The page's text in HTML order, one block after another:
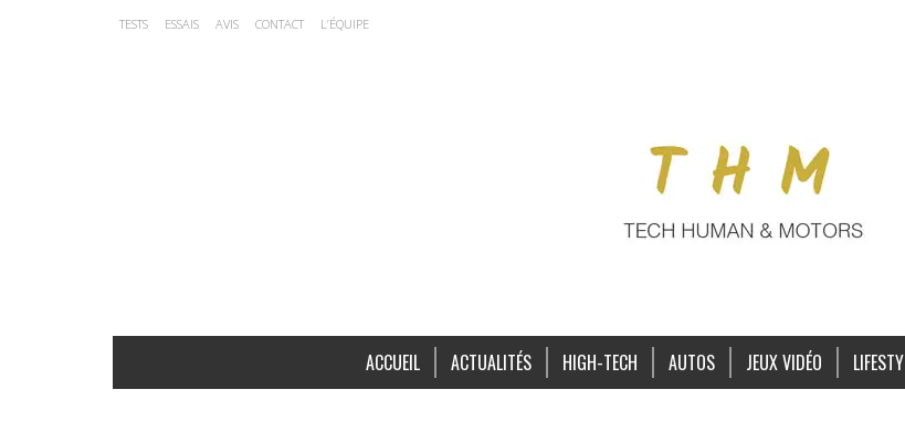
TESTS ESSAIS AVIS CONTACT L’ÉQUIPE
ACCUEIL ACTUALITÉS HIGH-TECH AUTOS JEUX VIDÉO